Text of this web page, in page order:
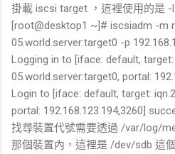
掛載 iscsi target ，這裡使用的是 -
[root@desktop1 ~]# iscsiadm -m
05.world.server:target0 -p
Logging in to [iface: default, target:
05.world.server:target0, portal:
Login to [iface: default, target:
portal: 192.168.123.194,3260]
找尋裝置代號需要透過 /var/log/
那個裝置內，這裡是 /dev/sdb 這